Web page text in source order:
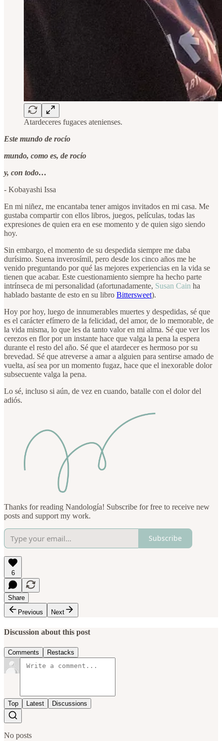
Atardeceres fugaces atenienses.
Este mundo de rocío
mundo, como es, de rocío
y, con todo…
- Kobayashi Issa
En mi niñez, me encantaba tener amigos invitados en mi casa. Me
gustaba compartir con ellos libros, juegos, películas, todas las
expresiones de quien era en ese momento y de quien sigo siendo
hoy.
Sin embargo, el momento de su despedida siempre me daba
durísimo. Suena inverosímil, pero desde los cinco años me he
venido preguntando por qué las mejores experiencias en la vida se
tienen que acabar. Este cuestionamiento siempre ha hecho parte
intrínseca de mi personalidad (afortunadamente, Susan Cain ha
hablado bastante de esto en su libro Bittersweet).
Hoy por hoy, luego de innumerables muertes y despedidas, sé que
es el carácter efímero de la felicidad, del amor, de lo memorable, de
la vida misma, lo que les da tanto valor en mi alma. Sé que ver los
cerezos en flor por un instante hace que valga la pena la espera
durante el resto del año. Sé que el atardecer es hermoso por su
brevedad. Sé que atreverse a amar a alguien para sentirse amado de
vuelta, así sea por un momento fugaz, hace que el inexorable dolor
subsecuente valga la pena.
Lo sé, incluso si aún, de vez en cuando, batalle con el dolor del
adiós.
Thanks for reading Nandología! Subscribe for free to receive new
posts and support my work.
Subscribe
6
Share
Previous
Next
Discussion about this post
Comments Restacks
Top Latest Discussions
No posts